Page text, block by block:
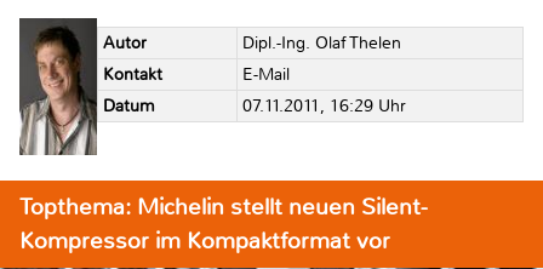
Autor
Dipl.-Ing. Olaf Thelen
Kontakt
E-Mail
Datum
07.11.2011, 16:29 Uhr
Topthema: Michelin stellt neuen Silent-
Kompressor im Kompaktformat vor